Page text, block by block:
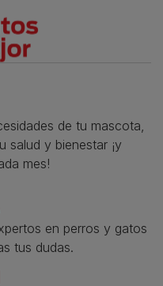
de tu mascota,
salud y bienestar ¡y
mes!
en perros y gatos
tus dudas.​